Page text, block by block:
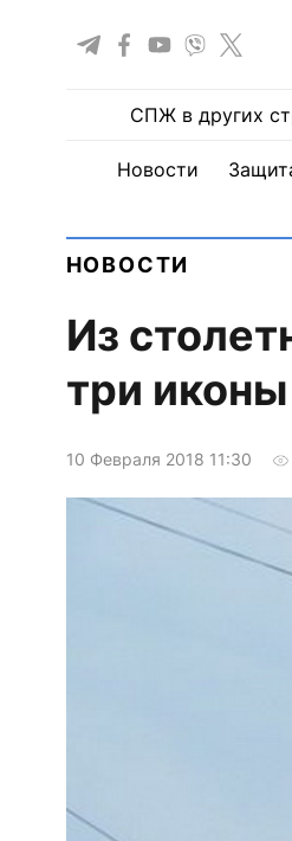
СПЖ в других
Новости
НОВОСТИ
Из
три иконы
10 Февраля 2018 11:30